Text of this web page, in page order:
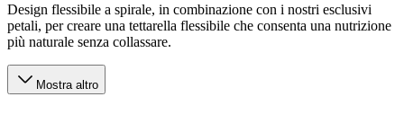
Design flessibile a spirale, in combinazione con i nostri esclusivi
petali, per creare una tettarella flessibile che consenta una nutrizione
più naturale senza collassare.
Mostra altro